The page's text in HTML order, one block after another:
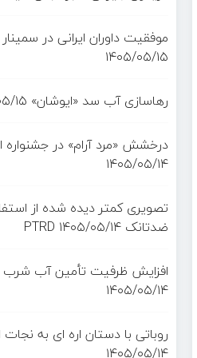
موفقیت داوران ایرانی در
۱۴۰۵/۰۵/۱۵
رهاسازی آب سد «ایوشان»
درخشش «مرد آرام» در جشنواره
۱۴۰۵/۰۵/۱۴
تصویری کمتر دیده شده از
ضدتانک PTRD ۱۴۰۵/۰۵/۱۴
افزایش ظرفیت تأمین آب شرب
۱۴۰۵/۰۵/۱۴
روباتی با دستان اره ای به
۱۴۰۵/۰۵/۱۴